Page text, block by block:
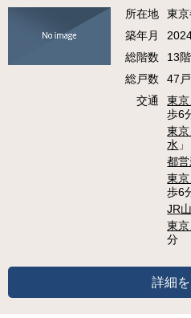
所在地
東
築年月
総階数
13階
総戸数
47戸
交通
東
歩6
東
水
都
東
歩6
JR
東
分
詳細